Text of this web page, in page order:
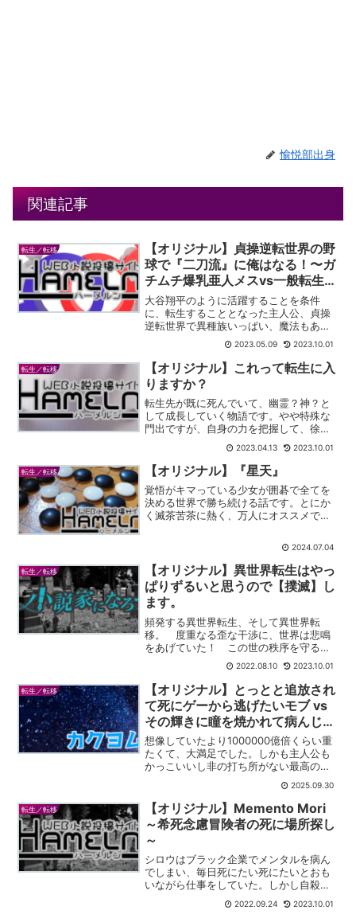
愉悦部出身
関連記事
転生／転移
【オリジナル】貞操逆転世界の野
球で『二刀流』に俺はなる！〜ガ
チムチ爆乳亜人メスvs一般転生ヒ
トオス〜
大谷翔平のように活躍することを条件
に、転生することとなった主人公、貞操
逆転世界で異種族いっぱい、魔法もあり
な世界で最強を目指し頑張る話です。タ
イトルよりも様々な展開が繰り広げられ
ています。
2023.05.09 2023.10.01
転生／転移
【オリジナル】これって転生に入
りますか？
転生先が既に死んでいて、幽霊？神？と
して成長していく物語です。やや特殊な
門出ですが、自身の力を把握して、徐々
て読むことが出来ます。
2023.04.13 2023.10.01
転生／転移 【オリジナル】『星天』
覚悟がキマっている少女が囲碁で全てを
決める世界で勝ち続ける話です。とにか
く滅茶苦茶に熱く、万人にオススメでき
2024.07.04
転生／転移
【オリジナル】異世界転生はやっ
ぱりずるいと思うので【撲滅】し
ます。
頻発する異世界転生、そして異世界転
移。 度重なる歪な干渉に、世界は悲鳴
をあげていた！ この世の秩序を守るた
め、ある時はチート勇者に悠然と立ち向
かい、ある時はユニークスキル持ちのモ
ンスターとの激闘を制し、またある時は
カードゲームで世界を救う(...
2022.08.10 2023.10.01
転生／転移
【オリジナル】とっとと追放され
て死にゲーから逃げたいモブ vs
その輝きに瞳を焼かれて病んじゃ
ったパーティー
想像していたより1000000億倍くらい重
たくて、大満足でした。しかも主人公も
かっこいいし非の打ち所がない最高の作
2025.09.30
転生／転移
【オリジナル】Memento Mori
～希死念慮冒険者の死に場所探し
～
シロウはブラック企業でメンタルを病ん
でしまい、毎日死にたい死にたいとおも
いながら仕事をしていた。しかし自殺は
できない。怖いからだ。殺されるのはい
いが、自分から死ぬのはおっかない。そ
2022.09.24 2023.10.01